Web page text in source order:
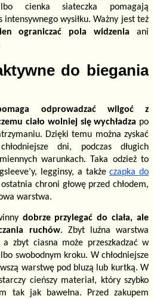
cienka siateczka pomagają
intensywnego wysiłku. Ważny jest też
ograniczać pola widzenia ani
do biegania
odprowadzać wilgoć z
ciało wolniej się wychładza po
Dzięki temu można zyskać
dni, podczas długich
warunkach. Taka odzież to
legginsy, a takżeczapka do
ostatnia chroni głowę przed chłodem,
warstwa.
dobrze przylegać do ciała, ale
ruchów. Zbyt luźna warstwa
zbyt ciasna może przeszkadzać w
swobodnym kroku. W chłodniejsze
warstwę pod bluzą lub kurtką. W
cieńszy materiał, który szybko
tak jak bawełna. Przed zakupem